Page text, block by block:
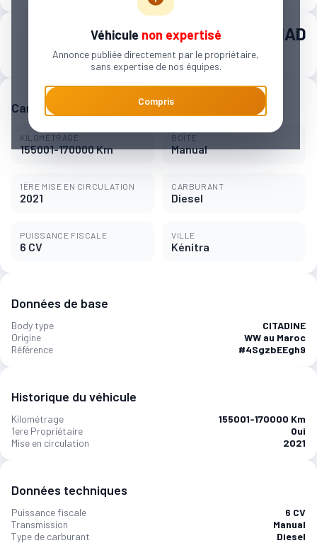
Véhicule non expertisé
Annonce publiée directement par le propriétaire,
sans expertise de nos équipes.
Compris
140 000 MAD
2 214 MAD / mois
Caractéristiques principales
KILOMÉTRAGE
155001-170000 Km
BOÎTE
Manual
1ÈRE MISE EN CIRCULATION
2021
CARBURANT
Diesel
PUISSANCE FISCALE
6 CV
VILLE
Kénitra
Données de base
Body type
CITADINE
Origine
WW au Maroc
Référence
#4SgzbEEgh9
Historique du véhicule
Kilométrage
155001-170000 Km
1ere Propriétaire
Oui
Mise en circulation
2021
Données techniques
Puissance fiscale
6 CV
Transmission
Manual
Type de carburant
Diesel